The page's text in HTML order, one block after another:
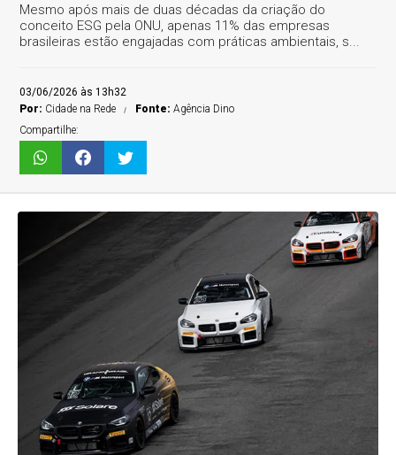
Mesmo após mais de duas décadas da criação do
conceito ESG pela ONU, apenas 11% das empresas
brasileiras estão engajadas com práticas ambientais, s...
03/06/2026 às 13h32
Por: Cidade na Rede Fonte:Agência Dino
Compartilhe: